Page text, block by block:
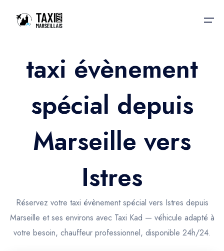
Accueil
Nos services
Nos services
Trajet Gare SNCF
Trajet Port croisière
Trajet Séminaire
Trajet Santé
Trajet Longue Distance
Taxis aéroport
Réservation
Actualités & évènements
Contactez-nous
taxi évènement
spécial depuis
Marseille vers
Istres
Réservez votre taxi évènement spécial vers Istres depuis
Marseille et ses environs avec Taxi Kad — véhicule adapté à
votre besoin, chauffeur professionnel, disponible 24h/24.